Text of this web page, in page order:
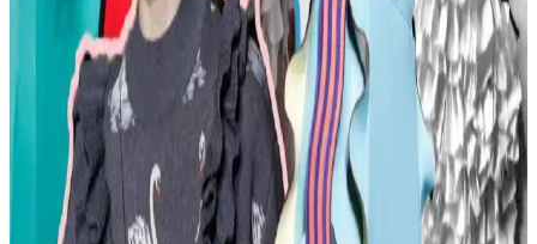
Kemer tokaları, kırsal ve şehir kültürlerinde farklı anlamlar taşır.
Kırsal bölgelerde başarı simgesi olan büyük tokalar, şehirlerde sade
ve uyumlu tasarımlarla tercih edilir. Stil ve özgüven belirleyicidir.
Moda Mikrotrendleri: Geçmişten Günümüze Sevilen
ve Hâlâ Tercih Edilen Parçalar
Moda mikrotrendleri genellikle kısa ömürlü olsa da bazı parçalar,
nostalji ve kişisel stil nedeniyle uzun yıllar tercih edilmeye devam
ediyor. Bu yazı, Reddit deneyimleriyle bu trendleri inceliyor.